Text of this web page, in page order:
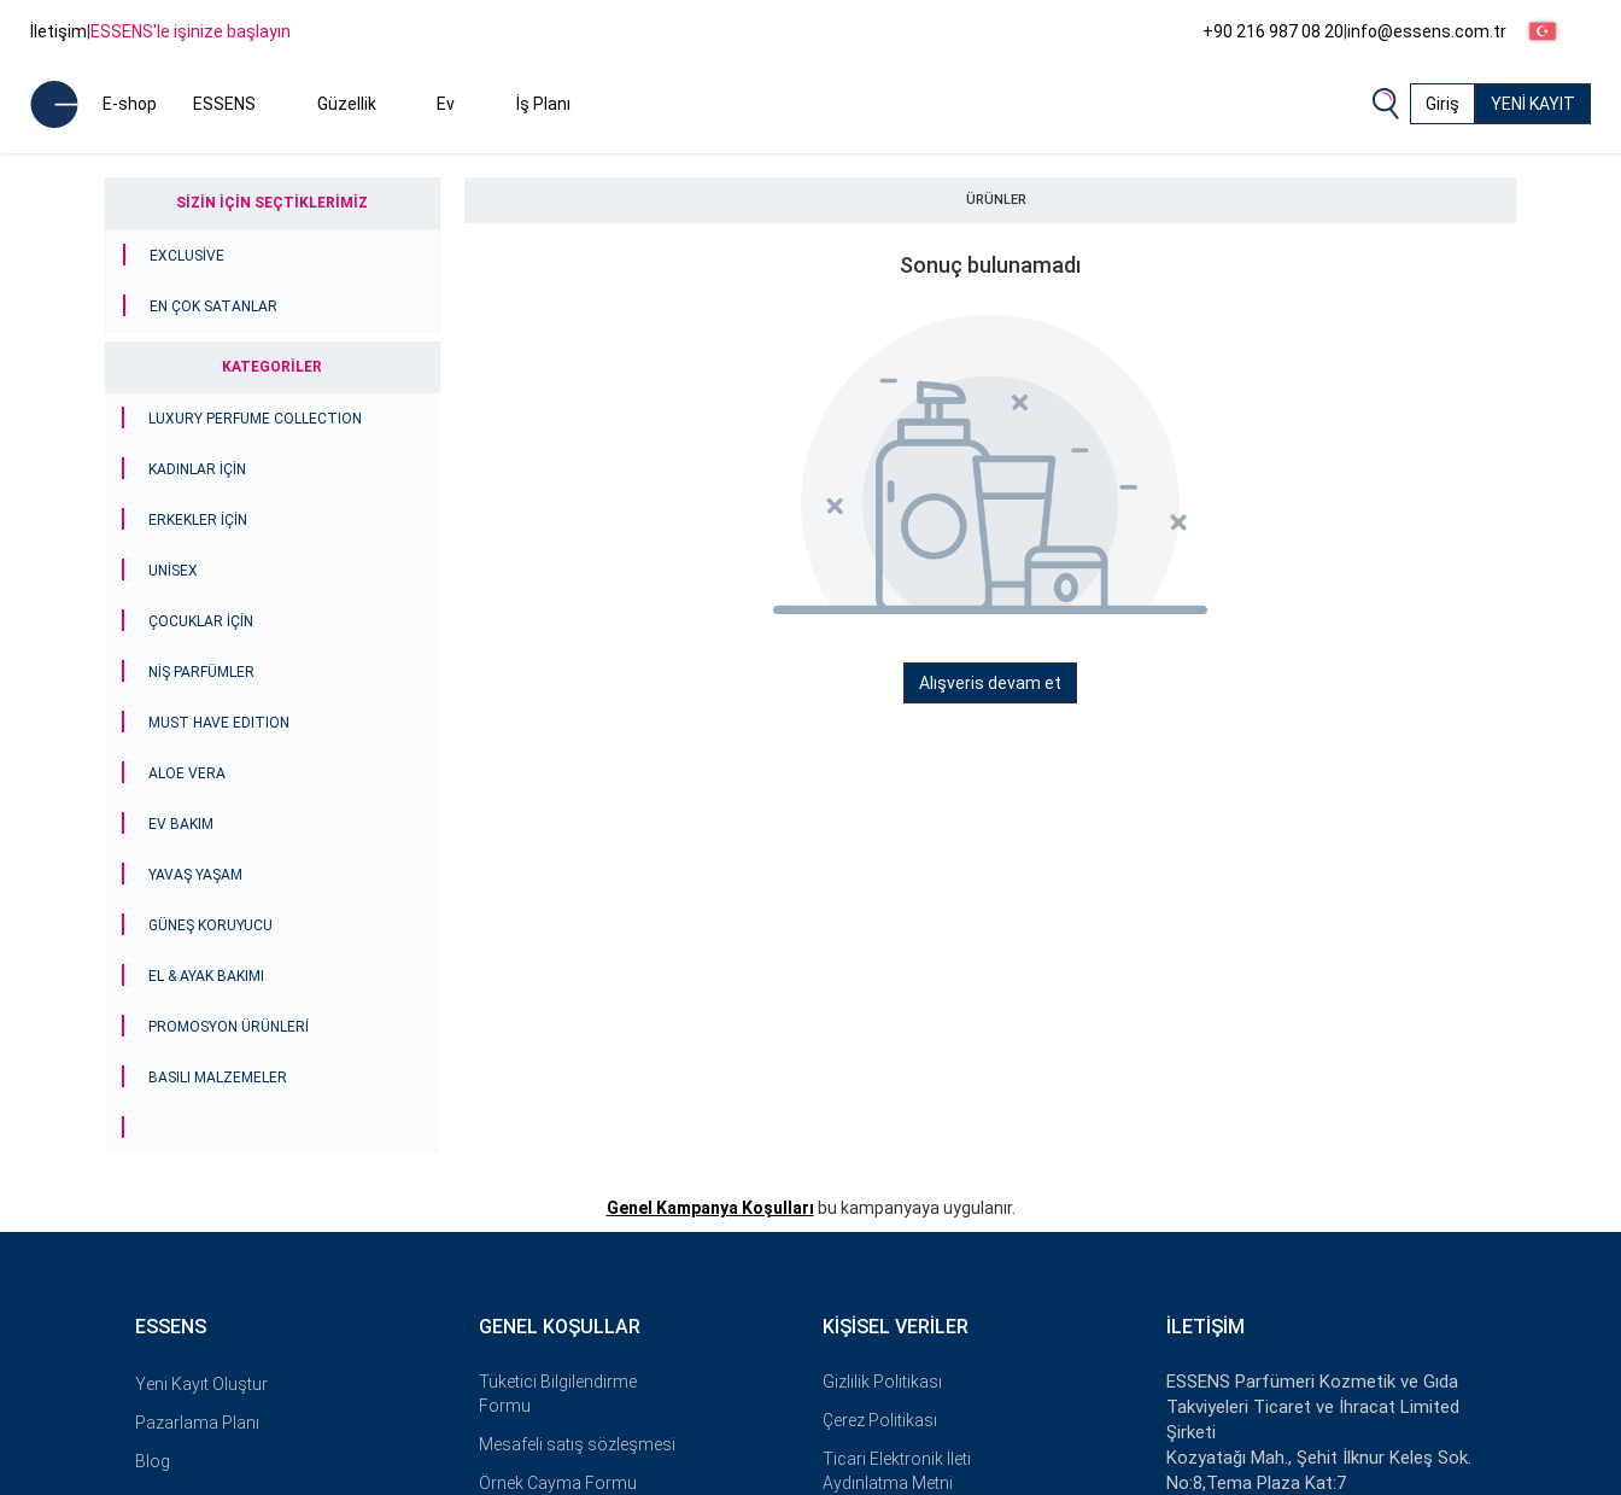
İletişim|ESSENS'le işinize başlayın +90 216 987 08 20|info@essens.com.tr
E-shop ESSENS Güzellik Ev İş Planı Giriş YENİ KAYIT
SİZİN İÇİN SEÇTİKLERİMİZ
EXCLUSIVE
EN ÇOK SATANLAR
KATEGORİLER
LUXURY PERFUME COLLECTION
KADINLAR İÇİN
ERKEKLER İÇİN
UNISEX
ÇOCUKLAR IÇIN
NIŞ PARFÜMLER
MUST HAVE EDITION
ALOE VERA
EV BAKIM
YAVAŞ YAŞAM
GÜNEŞ KORUYUCU
EL & AYAK BAKIMI
PROMOSYON ÜRÜNLERI
BASILI MALZEMELER
ÜRÜNLER
Sonuç bulunamadı
Alışveris devam et
Genel Kampanya Koşulları bu kampanyaya uygulanır.
ESSENS
Yeni Kayıt Oluştur
Pazarlama Planı
Blog
GENEL KOŞULLAR
Tüketici Bilgilendirme
Formu
Mesafeli satış sözleşmesi
Örnek Cayma Formu
KIŞISEL VERILER
Gizlilik Politikası
Çerez Politikası
Ticari Elektronik İleti
Aydınlatma Metni
İLETIŞIM
ESSENS Parfümeri Kozmetik ve Gıda
Takviyeleri Ticaret ve İhracat Limited
Şirketi
Kozyatağı Mah., Şehit İlknur Keleş Sok.
No:8,Tema Plaza Kat:7